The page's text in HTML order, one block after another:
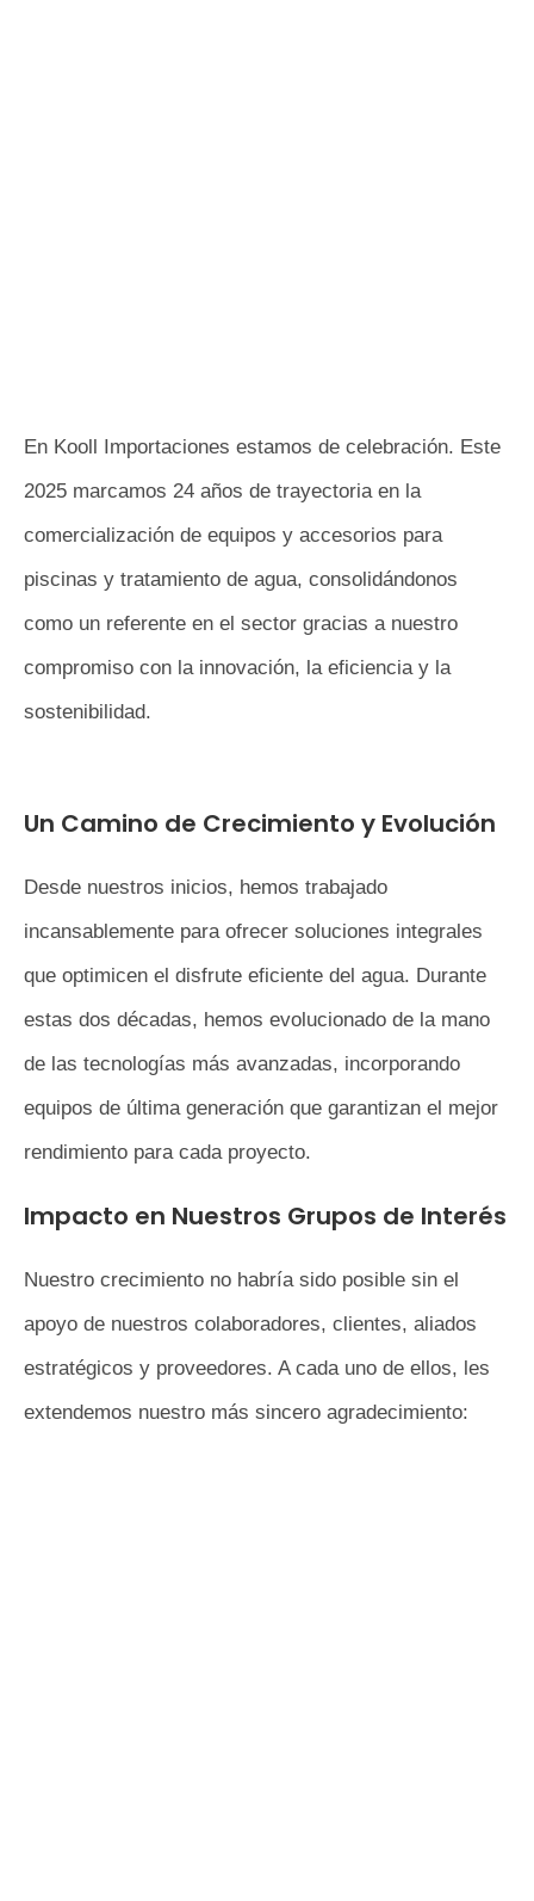
En Kooll Importaciones estamos de celebración. Este
2025 marcamos 24 años de trayectoria en la
comercialización de equipos y accesorios para
piscinas y tratamiento de agua, consolidándonos
como un referente en el sector gracias a nuestro
compromiso con la innovación, la eficiencia y la
sostenibilidad.
Un Camino de Crecimiento y Evolución
Desde nuestros inicios, hemos trabajado
incansablemente para ofrecer soluciones integrales
que optimicen el disfrute eficiente del agua. Durante
estas dos décadas, hemos evolucionado de la mano
de las tecnologías más avanzadas, incorporando
equipos de última generación que garantizan el mejor
rendimiento para cada proyecto.
Impacto en Nuestros Grupos de Interés
Nuestro crecimiento no habría sido posible sin el
apoyo de nuestros colaboradores, clientes, aliados
estratégicos y proveedores. A cada uno de ellos, les
extendemos nuestro más sincero agradecimiento: